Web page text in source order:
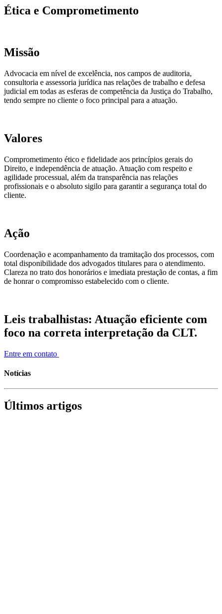
Ética e Comprometimento
Missão
Advocacia em nível de excelência, nos campos de auditoria,
consultoria e assessoria jurídica nas relações de trabalho e defesa
judicial em todas as esferas de competência da Justiça do Trabalho,
tendo sempre no cliente o foco principal para a atuação.
Valores
Comprometimento ético e fidelidade aos princípios gerais do
Direito, e independência de atuação. Atuação com respeito e
agilidade processual, além da transparência nas relações
profissionais e o absoluto sigilo para garantir a segurança total do
cliente.
Ação
Coordenação e acompanhamento da tramitação dos processos, com
total disponibilidade dos advogados titulares para o atendimento.
Clareza no trato dos honorários e imediata prestação de contas, a fim
de honrar o compromisso estabelecido com o cliente.
Leis trabalhistas: Atuação eficiente com
foco na correta interpretação da CLT.
Entre em contato
Notícias
Últimos artigos